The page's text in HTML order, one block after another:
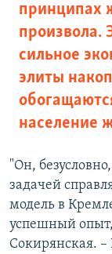
принципах
произвола.
сильное
элиты
население
"Он,
задачей
модель в
успешный
Сокирянская.